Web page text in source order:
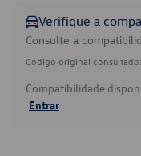
Verifique a
Consulte a
Código original consultado:
Compatibilidade
Entrar